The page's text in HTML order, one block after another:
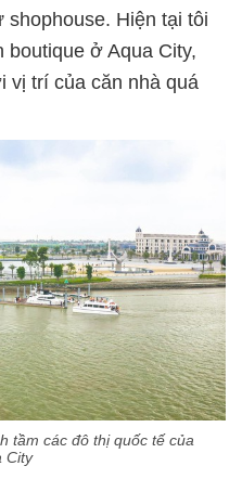
Hiện tại tôi
boutique ở Aqua City,
trí của căn nhà quá
tầm các đô thị quốc tế của
City